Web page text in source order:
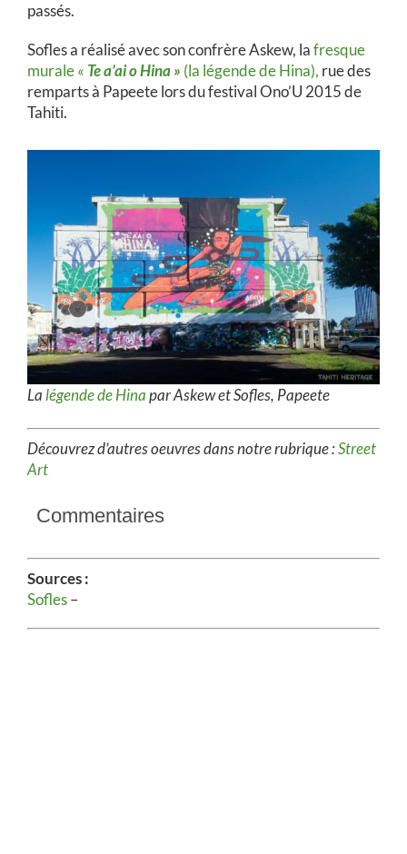
passés.
Sofles a réalisé avec son confrère Askew, lafresque
murale « Te a’ai o Hina » (la légende de Hina), rue des
remparts à Papeete lors du festival Ono’U 2015 de
Tahiti.
La légende de Hinapar Askew et Sofles, Papeete
Découvrez d’autres oeuvres dans notre rubrique :Street
Art
Commentaires
Sources :
Sofles–